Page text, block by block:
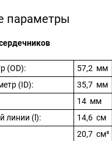
параметры
(OD):
57,2 мм
(ID):
35,7 мм
14 мм
линии (l):
14,6 см
20,7 см³